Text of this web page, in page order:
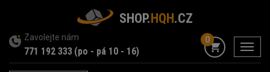
SHOP.HQH.CZ
Zavolejte nám
771 192 333 (po - pá 10 - 16) menu
0